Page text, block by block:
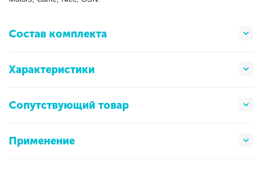
Состав комплекта
Характеристики
Сопутствующий товар
Применение